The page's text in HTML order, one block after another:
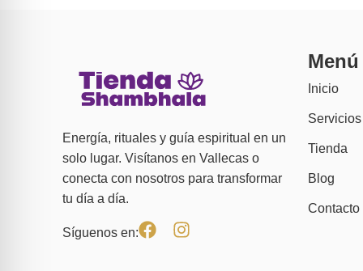
Energía, rituales y guía espiritual en un
solo lugar. Visítanos en Vallecas o
conecta con nosotros para transformar
tu día a día.
Síguenos en:
Menú
Inicio
Servicios
Tienda
Blog
Contacto